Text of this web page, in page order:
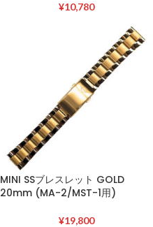
¥10,780
MINI SSブレスレット GOLD
20mm (MA-2/MST-1用)
¥19,800